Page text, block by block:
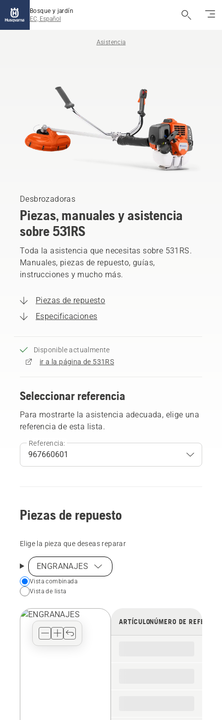
Bosque y jardín
EC, Español
Asistencia
Desbrozadoras
Piezas, manuales y asistencia
sobre 531RS
Toda la asistencia que necesitas sobre 531RS.
Manuales, piezas de repuesto, guías,
instrucciones y mucho más.
Piezas de repuesto
Especificaciones
Disponible actualmente
ir a la página de 531RS
Seleccionar referencia
Para mostrarte la asistencia adecuada, elige una
referencia de esta lista.
Referencia:
Piezas de repuesto
Elige la pieza que deseas reparar
ENGRANAJES
Choose
your
view
Vista combinada
Vista de lista
ARTÍCULONÚMERO DE